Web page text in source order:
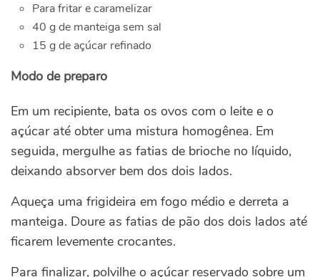
Para fritar e caramelizar
40 g de manteiga sem sal
15 g de açúcar refinado
Modo de preparo
Em um recipiente, bata os ovos com o leite e o
açúcar até obter uma mistura homogênea. Em
seguida, mergulhe as fatias de brioche no líquido,
deixando absorver bem dos dois lados.
Aqueça uma frigideira em fogo médio e derreta a
manteiga. Doure as fatias de pão dos dois lados até
ficarem levemente crocantes.
Para finalizar, polvilhe o açúcar reservado sobre um